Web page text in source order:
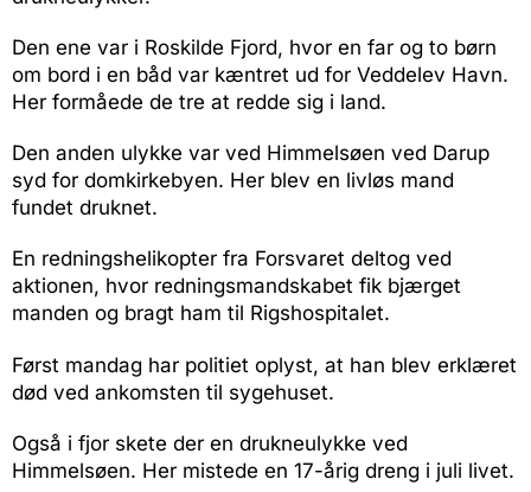
Den ene var i Roskilde Fjord, hvor en far og to børn
om bord i en båd var kæntret ud for Veddelev Havn.
Her formåede de tre at redde sig i land.
Den anden ulykke var ved Himmelsøen ved Darup
syd for domkirkebyen. Her blev en livløs mand
fundet druknet.
En redningshelikopter fra Forsvaret deltog ved
aktionen, hvor redningsmandskabet fik bjærget
manden og bragt ham til Rigshospitalet.
Først mandag har politiet oplyst, at han blev erklæret
død ved ankomsten til sygehuset.
Også i fjor skete der en drukneulykke ved
Himmelsøen. Her mistede en 17-årig dreng i juli livet.